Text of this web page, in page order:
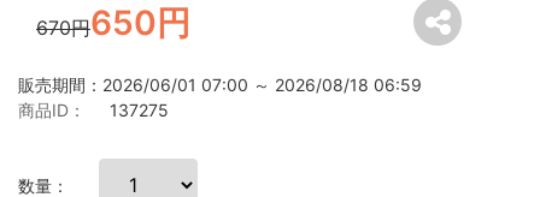
670円650円
販売期間：2026/06/01 07:00 ～ 2026/08/18 06:59
商品ID：
137275
数量：